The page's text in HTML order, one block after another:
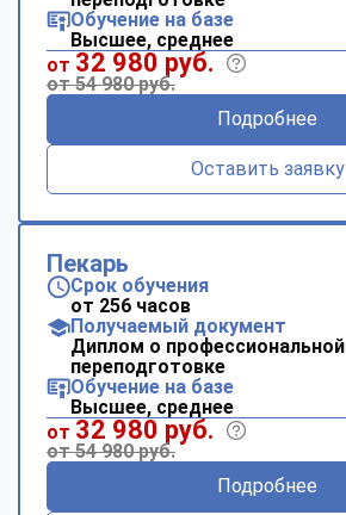
Обучение на базе
Высшее, среднее
от 32 980 руб.
от 54 980 руб.
Подробнее
Оставить заявку
Пекарь
Срок обучения
от 256 часов
Получаемый документ
Диплом о профессиональной
переподготовке
Обучение на базе
Высшее, среднее
от 32 980 руб.
от 54 980 руб.
Подробнее